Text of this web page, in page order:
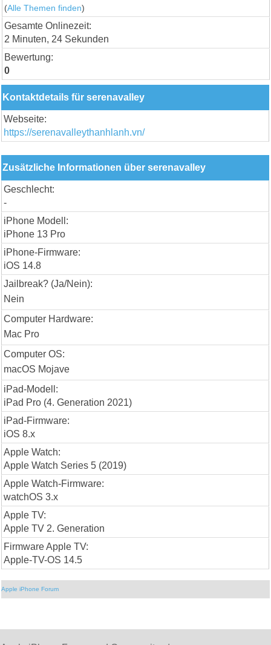
(Alle Themen finden)
Gesamte Onlinezeit:
2 Minuten, 24 Sekunden
Bewertung:
0
Kontaktdetails für serenavalley
Webseite:
https://serenavalleythanhlanh.vn/
Zusätzliche Informationen über serenavalley
Geschlecht:
-
iPhone Modell:
iPhone 13 Pro
iPhone-Firmware:
iOS 14.8
Jailbreak? (Ja/Nein):
Nein
Computer Hardware:
Mac Pro
Computer OS:
macOS Mojave
iPad-Modell:
iPad Pro (4. Generation 2021)
iPad-Firmware:
iOS 8.x
Apple Watch:
Apple Watch Series 5 (2019)
Apple Watch-Firmware:
watchOS 3.x
Apple TV:
Apple TV 2. Generation
Firmware Apple TV:
Apple-TV-OS 14.5
Apple iPhone Forum